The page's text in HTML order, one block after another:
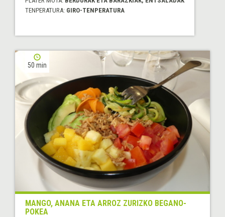
TENPERATURA: GIRO-TENPERATURA
50 min
MANGO, ANANA ETA ARROZ ZURIZKO BEGANO-
POKEA